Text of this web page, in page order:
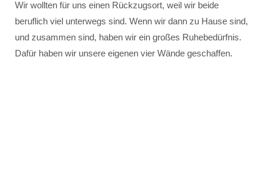
Wir wollten für uns einen Rückzugsort, weil wir beide
beruflich viel unterwegs sind. Wenn wir dann zu Hause sind,
und zusammen sind, haben wir ein großes Ruhebedürfnis.
Dafür haben wir unsere eigenen vier Wände geschaffen.